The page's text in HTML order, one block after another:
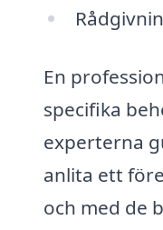
En
specifika
experterna
anlita ett
och med de